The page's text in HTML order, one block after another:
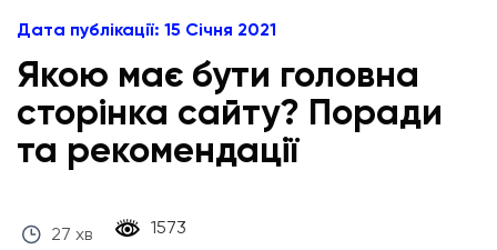
Дата публікації: 15 Січня 2021
Якою має бути головна
сторінка сайту? Поради
та рекомендації
27 хв ‎ 1573 ‎